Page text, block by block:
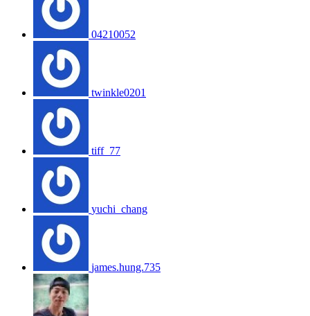
04210052
twinkle0201
tiff_77
yuchi_chang
james.hung.735